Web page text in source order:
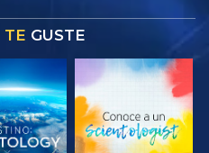
TE GUSTE